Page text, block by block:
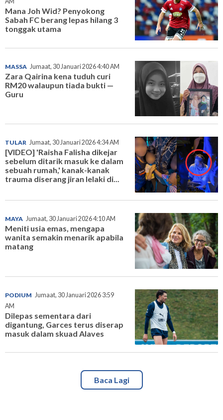
Mana Joh Wid? Penyokong
Sabah FC berang lepas hilang 3
tonggak utama
MASSA Jumaat, 30 Januari 2026 4:40 AM
Zara Qairina kena tuduh curi
RM20 walaupun tiada bukti —
Guru
TULAR Jumaat, 30 Januari 2026 4:34 AM
[VIDEO] 'Raisha Falisha dikejar
sebelum ditarik masuk ke dalam
sebuah rumah,' kanak-kanak
trauma diserang jiran lelaki di...
MAYA Jumaat, 30 Januari 2026 4:10 AM
Meniti usia emas, mengapa
wanita semakin menarik apabila
matang
PODIUM Jumaat, 30 Januari 2026 3:59
AM
Dilepas sementara dari
digantung, Garces terus diserap
masuk dalam skuad Alaves
Baca Lagi